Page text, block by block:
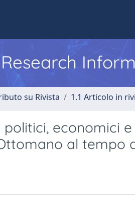
su Rivista 1.1 Articolo in
economici
al tempo